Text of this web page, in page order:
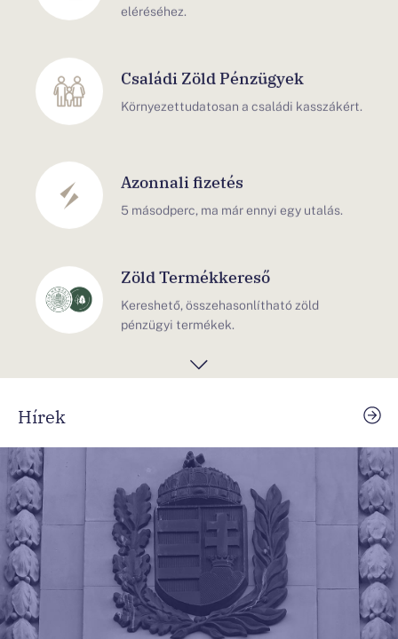
eléréséhez.
Családi Zöld Pénzügyek
Környezettudatosan a családi kasszákért.
Azonnali fizetés
5 másodperc, ma már ennyi egy utalás.
Zöld Termékkereső
Kereshető, összehasonlítható zöld
pénzügyi termékek.
Fogyasztóbarát Minősítés
Átlátható, összehasonlítható,
kiszámítható termékek.
Nyugdíjmegtakarítás
Kalkuláljon kiegészítő nyugdíjcéljai
eléréséhez.
Hírek